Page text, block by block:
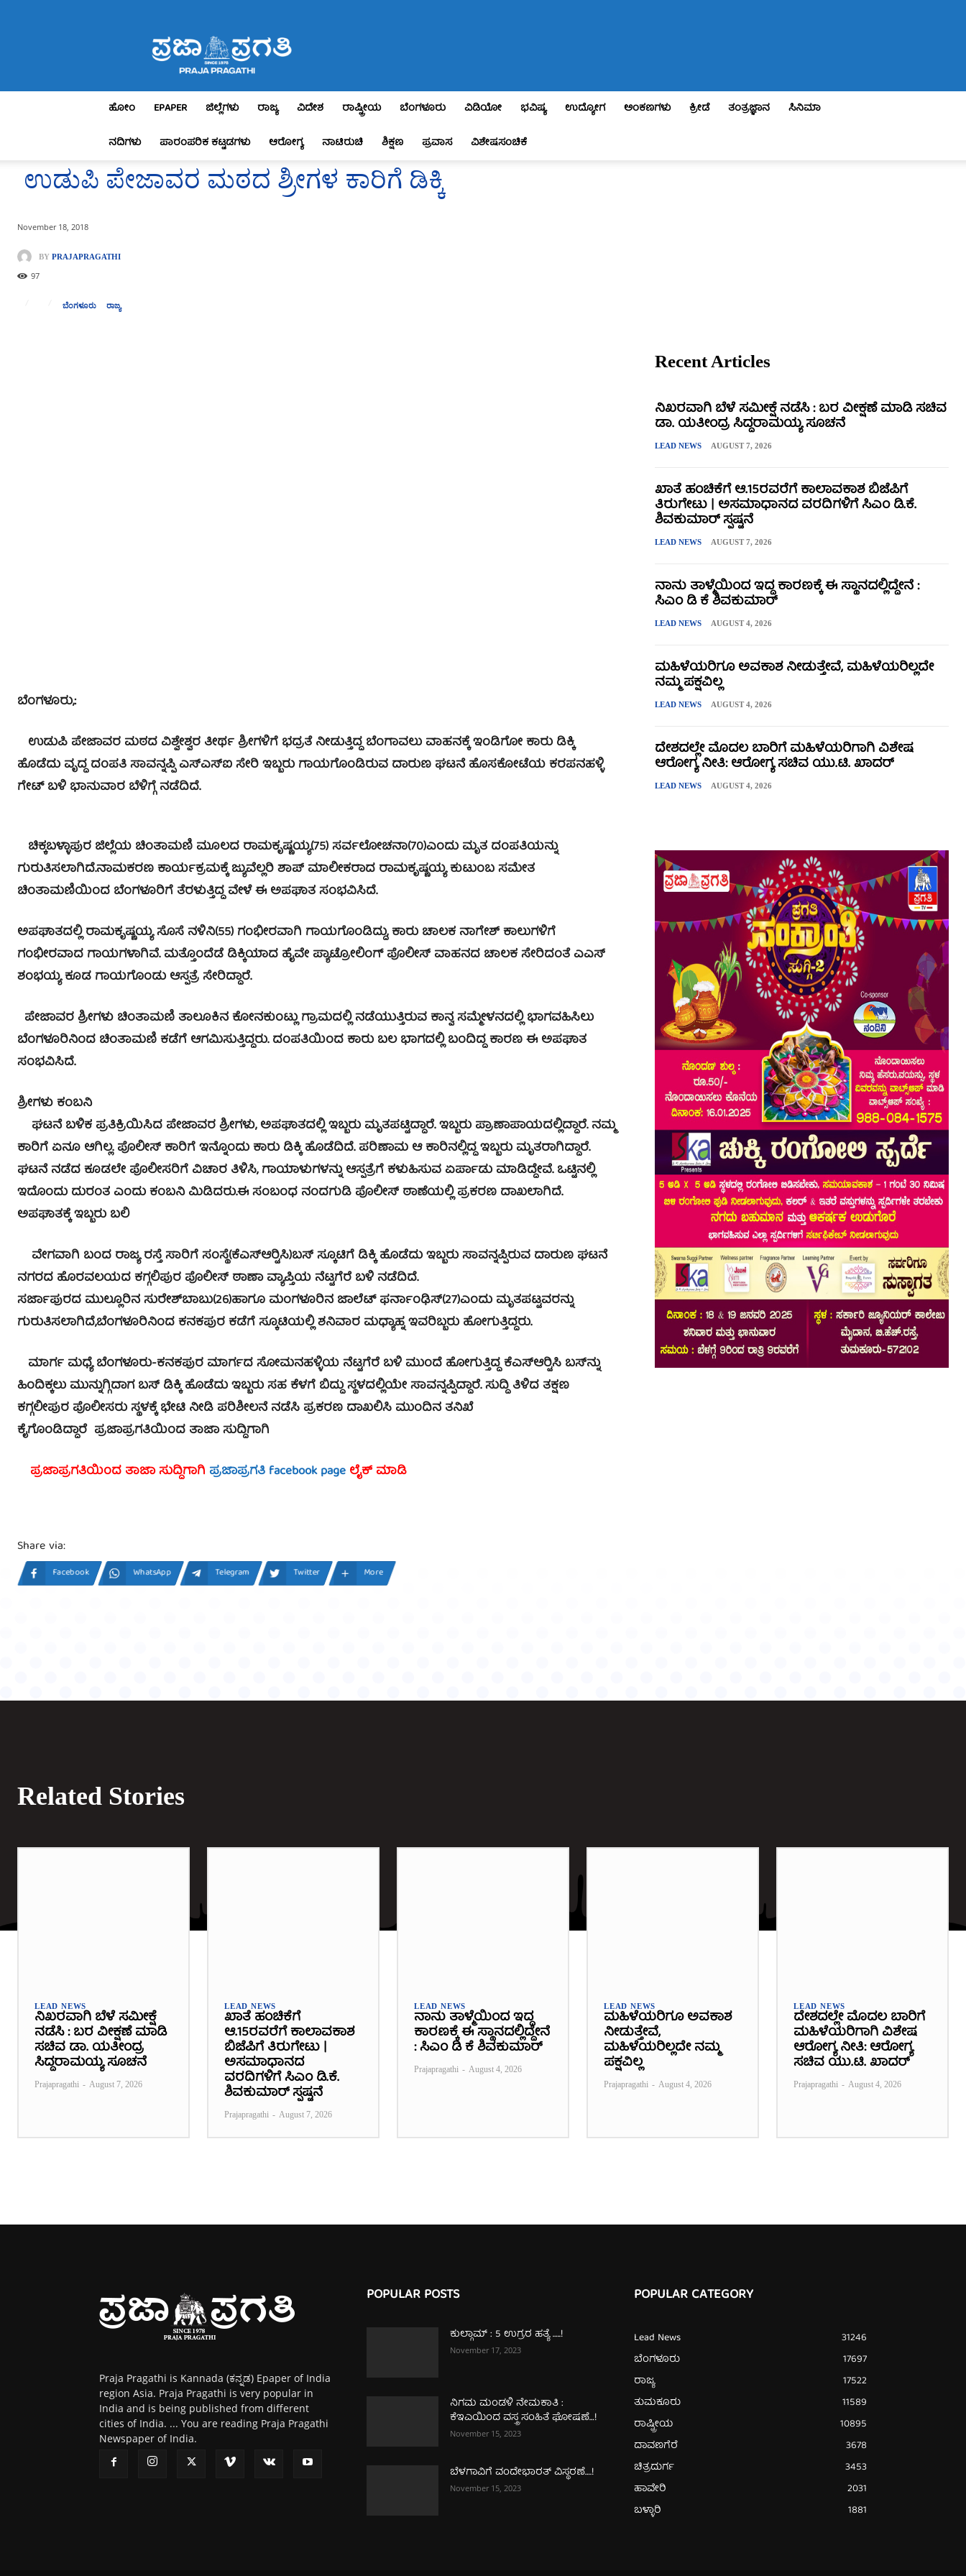
Pragathi
ಹೋಂ EPAPER ಜಿಲ್ಲೆಗಳು ರಾಜ್ಯ ವಿದೇಶ ರಾಷ್ಟ್ರೀಯ ಬೆಂಗಳೂರು ವಿಡಿಯೋ ಭವಿಷ್ಯ ಉದ್ಯೋಗ ಅಂಕಣಗಳು ಕ್ರೀಡೆ ತಂತ್ರಜ್ಞಾನ
ಸಿನಿಮಾ
ನದಿಗಳು
ಪಾರಂಪರಿಕ ಕಟ್ಟಡಗಳು ಆರೋಗ್ಯ ನಾಟಿರುಚಿ ಶಿಕ್ಷಣ ಪ್ರವಾಸ ವಿಶೇಷಸಂಚಿಕೆ
ಉಡುಪಿ ಪೇಜಾವರ ಮಠದ ಶ್ರೀಗಳ ಕಾರಿಗೆ ಡಿಕ್ಕಿ
November 18, 2018
BY PRAJAPRAGATHI
97
ಬೆಂಗಳೂರು ರಾಜ್ಯ
ಬೆಂಗಳೂರು,:
ಉಡುಪಿ ಪೇಜಾವರ ಮಠದ ವಿಶ್ವೇಶ್ವರ ತೀರ್ಥ ಶ್ರೀಗಳಿಗೆ ಭದ್ರತೆ ನೀಡುತ್ತಿದ್ದ ಬೆಂಗಾವಲು ವಾಹನಕ್ಕೆ ಇಂಡಿಗೋ ಕಾರು ಡಿಕ್ಕಿ
ಹೊಡೆದು ವೃದ್ಧ ದಂಪತಿ ಸಾವನ್ನಪ್ಪಿ ಎಸ್‍ಎಸ್‍ಐ ಸೇರಿ ಇಬ್ಬರು ಗಾಯಗೊಂಡಿರುವ ದಾರುಣ ಘಟನೆ ಹೊಸಕೋಟೆಯ ಕರಪನಹಳ್ಳಿ
ಗೇಟ್ ಬಳಿ ಭಾನುವಾರ ಬೆಳಿಗ್ಗೆ ನಡೆದಿದೆ.
ಚಿಕ್ಕಬಳ್ಳಾಪುರ ಜಿಲ್ಲೆಯ ಚಿಂತಾಮಣಿ ಮೂಲದ ರಾಮಕೃಷ್ಣಯ್ಯ(75) ಸರ್ವಲೋಚನಾ(70)ಎಂದು ಮೃತ ದಂಪತಿಯನ್ನು
ಗುರುತಿಸಲಾಗಿದೆ.ನಾಮಕರಣ ಕಾರ್ಯಕ್ರಮಕ್ಕೆ ಜ್ಯುವೆಲ್ಲರಿ ಶಾಪ್ ಮಾಲೀಕರಾದ ರಾಮಕೃಷ್ಣಯ್ಯ ಕುಟುಂಬ ಸಮೇತ
ಚಿಂತಾಮಣಿಯಿಂದ ಬೆಂಗಳೂರಿಗೆ ತೆರಳುತ್ತಿದ್ದ ವೇಳೆ ಈ ಅಪಘಾತ ಸಂಭವಿಸಿದೆ.
ಅಪಘಾತದಲ್ಲಿ ರಾಮಕೃಷ್ಣಯ್ಯ ಸೊಸೆ ನಳಿನಿ(55) ಗಂಭೀರವಾಗಿ ಗಾಯಗೊಂಡಿದ್ದು, ಕಾರು ಚಾಲಕ ನಾಗೇಶ್ ಕಾಲುಗಳಿಗೆ
ಗಂಭೀರವಾದ ಗಾಯಗಳಾಗಿವೆ. ಮತ್ತೊಂದೆಡೆ ಡಿಕ್ಕಿಯಾದ ಹೈವೇ ಪ್ಯಾಟ್ರೋಲಿಂಗ್ ಪೊಲೀಸ್ ವಾಹನದ ಚಾಲಕ ಸೇರಿದಂತೆ ಎಎಸ್
ಶಂಭಯ್ಯ ಕೂಡ ಗಾಯಗೊಂಡು ಆಸ್ಪತ್ರೆ ಸೇರಿದ್ದಾರೆ.
ಪೇಜಾವರ ಶ್ರೀಗಳು ಚಿಂತಾಮಣಿ ತಾಲೂಕಿನ ಕೋನಕುಂಟ್ಲು ಗ್ರಾಮದಲ್ಲಿ ನಡೆಯುತ್ತಿರುವ ಕಾನ್ವ ಸಮ್ಮೇಳನದಲ್ಲಿ ಭಾಗವಹಿಸಿಲು
ಬೆಂಗಳೂರಿನಿಂದ ಚಿಂತಾಮಣಿ ಕಡೆಗೆ ಆಗಮಿಸುತ್ತಿದ್ದರು. ದಂಪತಿಯಿಂದ ಕಾರು ಬಲ ಭಾಗದಲ್ಲಿ ಬಂದಿದ್ದ ಕಾರಣ ಈ ಅಪಘಾತ
ಸಂಭವಿಸಿದೆ.
ಶ್ರೀಗಳು ಕಂಬನಿ
ಘಟನೆ ಬಳಿಕ ಪ್ರತಿಕ್ರಿಯಿಸಿದ ಪೇಜಾವರ ಶ್ರೀಗಳು, ಅಪಘಾತದಲ್ಲಿ ಇಬ್ಬರು ಮೃತಪಟ್ಟಿದ್ದಾರೆ. ಇಬ್ಬರು ಪ್ರಾಣಾಪಾಯದಲ್ಲಿದ್ದಾರೆ. ನಮ್ಮ
ಕಾರಿಗೆ ಏನೂ ಆಗಿಲ್ಲ. ಪೊಲೀಸ್ ಕಾರಿಗೆ ಇನ್ನೊಂದು ಕಾರು ಡಿಕ್ಕಿ ಹೊಡೆದಿದೆ. ಪರಿಣಾಮ ಆ ಕಾರಿನಲ್ಲಿದ್ದ ಇಬ್ಬರು ಮೃತರಾಗಿದ್ದಾರೆ.
ಘಟನೆ ನಡೆದ ಕೂಡಲೇ ಪೊಲೀಸರಿಗೆ ವಿಚಾರ ತಿಳಿಸಿ, ಗಾಯಾಳುಗಳನ್ನು ಆಸ್ಪತ್ರೆಗೆ ಕಳುಹಿಸುವ ಏರ್ಪಾಡು ಮಾಡಿದ್ದೇವೆ. ಒಟ್ಟಿನಲ್ಲಿ
ಇದೊಂದು ದುರಂತ ಎಂದು ಕಂಬನಿ ಮಿಡಿದರು.ಈ ಸಂಬಂಧ ನಂದಗುಡಿ ಪೊಲೀಸ್ ಠಾಣೆಯಲ್ಲಿ ಪ್ರಕರಣ ದಾಖಲಾಗಿದೆ.
ಅಪಘಾತಕ್ಕೆ ಇಬ್ಬರು ಬಲಿ
ವೇಗವಾಗಿ ಬಂದ ರಾಜ್ಯ ರಸ್ತೆ ಸಾರಿಗೆ ಸಂಸ್ಥೆ(ಕೆಎಸ್‍ಆರ್‍ಟಿಸಿ)ಬಸ್ ಸ್ಕೂಟಿಗೆ ಡಿಕ್ಕಿ ಹೊಡೆದು ಇಬ್ಬರು ಸಾವನ್ನಪ್ಪಿರುವ ದಾರುಣ ಘಟನೆ
ನಗರದ ಹೊರವಲಯದ ಕಗ್ಗಲಿಪುರ ಪೊಲೀಸ್ ಠಾಣಾ ವ್ಯಾಪ್ತಿಯ ನೆಟ್ಟಗೆರೆ ಬಳಿ ನಡೆದಿದೆ.
ಸರ್ಜಾಪುರದ ಮುಲ್ಲೂರಿನ ಸುರೇಶ್‍ಬಾಬು(26)ಹಾಗೂ ಮಂಗಳೂರಿನ ಜಾಲೆಟ್ ಫರ್ನಾಂಢಿಸ್(27)ಎಂದು ಮೃತಪಟ್ಟವರನ್ನು
ಗುರುತಿಸಲಾಗಿದೆ,ಬೆಂಗಳೂರಿನಿಂದ ಕನಕಪುರ ಕಡೆಗೆ ಸ್ಕೂಟಿಯಲ್ಲಿ ಶನಿವಾರ ಮಧ್ಯಾಹ್ನ ಇವರಿಬ್ಬರು ಹೋಗುತ್ತಿದ್ದರು.
ಮಾರ್ಗ ಮಧ್ಯೆ ಬೆಂಗಳೂರು-ಕನಕಪುರ ಮಾರ್ಗದ ಸೋಮನಹಳ್ಳಿಯ ನೆಟ್ಟಗೆರೆ ಬಳಿ ಮುಂದೆ ಹೋಗುತ್ತಿದ್ದ ಕೆಎಸ್‍ಆರ್‍ಟಿಸಿ ಬಸ್‍ನ್ನು
ಹಿಂದಿಕ್ಕಲು ಮುನ್ನುಗ್ಗಿದಾಗ ಬಸ್ ಡಿಕ್ಕಿ ಹೊಡೆದು ಇಬ್ಬರು ಸಹ ಕೆಳಗೆ ಬಿದ್ದು ಸ್ಥಳದಲ್ಲಿಯೇ ಸಾವನ್ನಪ್ಪಿದ್ದಾರೆ. ಸುದ್ದಿ ತಿಳಿದ ತಕ್ಷಣ
ಕಗ್ಗಲೀಪುರ ಪೊಲೀಸರು ಸ್ಥಳಕ್ಕೆ ಭೇಟಿ ನೀಡಿ ಪರಿಶೀಲನೆ ನಡೆಸಿ ಪ್ರಕರಣ ದಾಖಲಿಸಿ ಮುಂದಿನ ತನಿಖೆ
ಕೈಗೊಂಡಿದ್ದಾರೆಪ್ರಜಾಪ್ರಗತಿಯಿಂದ ತಾಜಾ ಸುದ್ದಿಗಾಗಿ
ಪ್ರಜಾಪ್ರಗತಿಯಿಂದ ತಾಜಾ ಸುದ್ದಿಗಾಗಿ ಪ್ರಜಾಪ್ರಗತಿ facebook page ಲೈಕ್ ಮಾಡಿ
Share via:
Facebook WhatsApp Telegram Twitter More
Recent Articles
ನಿಖರವಾಗಿ ಬೆಳೆ ಸಮೀಕ್ಷೆ ನಡೆಸಿ : ಬರ ವೀಕ್ಷಣೆ ಮಾಡಿ ಸಚಿವ
ಡಾ. ಯತೀಂದ್ರ ಸಿದ್ದರಾಮಯ್ಯ ಸೂಚನೆ
LEAD NEWS AUGUST 7, 2026
ಖಾತೆ ಹಂಚಿಕೆಗೆ ಆ.15ರವರೆಗೆ ಕಾಲಾವಕಾಶ ಬಿಜೆಪಿಗೆ
ತಿರುಗೇಟು | ಅಸಮಾಧಾನದ ವರದಿಗಳಿಗೆ ಸಿಎಂ ಡಿ.ಕೆ.
ಶಿವಕುಮಾರ್ ಸ್ಪಷ್ಟನೆ
LEAD NEWS AUGUST 7, 2026
ನಾನು ತಾಳ್ಮೆಯಿಂದ ಇದ್ದ ಕಾರಣಕ್ಕೆ ಈ ಸ್ಥಾನದಲ್ಲಿದ್ದೇನೆ :
ಸಿಎಂ ಡಿ ಕೆ ಶಿವಕುಮಾರ್
LEAD NEWS AUGUST 4, 2026
ಮಹಿಳೆಯರಿಗೂ ಅವಕಾಶ ನೀಡುತ್ತೇವೆ, ಮಹಿಳೆಯರಿಲ್ಲದೇ
ನಮ್ಮ ಪಕ್ಷವಿಲ್ಲ
LEAD NEWS AUGUST 4, 2026
ದೇಶದಲ್ಲೇ ಮೊದಲ ಬಾರಿಗೆ ಮಹಿಳೆಯರಿಗಾಗಿ ವಿಶೇಷ
ಆರೋಗ್ಯ ನೀತಿ: ಆರೋಗ್ಯ ಸಚಿವ ಯು.ಟಿ. ಖಾದರ್
LEAD NEWS AUGUST 4, 2026
Related Stories
LEAD NEWS
ನಿಖರವಾಗಿ ಬೆಳೆ ಸಮೀಕ್ಷೆ
ನಡೆಸಿ : ಬರ ವೀಕ್ಷಣೆ ಮಾಡಿ
ಸಚಿವ ಡಾ. ಯತೀಂದ್ರ
ಸಿದ್ದರಾಮಯ್ಯ ಸೂಚನೆ
Prajapragathi - August 7, 2026
LEAD NEWS
ಖಾತೆ ಹಂಚಿಕೆಗೆ
ಆ.15ರವರೆಗೆ ಕಾಲಾವಕಾಶ
ಬಿಜೆಪಿಗೆ ತಿರುಗೇಟು |
ಅಸಮಾಧಾನದ
ವರದಿಗಳಿಗೆ ಸಿಎಂ ಡಿ.ಕೆ.
ಶಿವಕುಮಾರ್ ಸ್ಪಷ್ಟನೆ
Prajapragathi - August 7, 2026
LEAD NEWS
ನಾನು ತಾಳ್ಮೆಯಿಂದ ಇದ್ದ
ಕಾರಣಕ್ಕೆ ಈ ಸ್ಥಾನದಲ್ಲಿದ್ದೇನೆ
: ಸಿಎಂ ಡಿ ಕೆ ಶಿವಕುಮಾರ್
Prajapragathi - August 4, 2026
LEAD NEWS
ಮಹಿಳೆಯರಿಗೂ ಅವಕಾಶ
ನೀಡುತ್ತೇವೆ,
ಮಹಿಳೆಯರಿಲ್ಲದೇ ನಮ್ಮ
ಪಕ್ಷವಿಲ್ಲ
Prajapragathi - August 4, 2026
LEAD NEWS
ದೇಶದಲ್ಲೇ ಮೊದಲ ಬಾರಿಗೆ
ಮಹಿಳೆಯರಿಗಾಗಿ ವಿಶೇಷ
ಆರೋಗ್ಯ ನೀತಿ: ಆರೋಗ್ಯ
ಸಚಿವ ಯು.ಟಿ. ಖಾದರ್
Prajapragathi - August 4, 2026
Praja Pragathi is Kannada (ಕನ್ನಡ) Epaper of India
region Asia. Praja Pragathi is very popular in
India and is being published from different
cities of India. ... You are reading Praja Pragathi
Newspaper of India.
POPULAR POSTS
ಕುಲ್ಗಾಮ್‌ : 5 ಉಗ್ರರ ಹತ್ಯೆ …..!
November 17, 2023
ನಿಗಮ ಮಂಡಳಿ ನೇಮಕಾತಿ :
ಕೆಇಎಯಿಂದ ವಸ್ತ್ರ ಸಂಹಿತೆ ಘೋಷಣೆ…!
November 15, 2023
ಬೆಳಗಾವಿಗೆ ವಂದೇಭಾರತ್‌ ವಿಸ್ಥರಣೆ….!
November 15, 2023
POPULAR CATEGORY
Lead News
31246
ಬೆಂಗಳೂರು
17697
ರಾಜ್ಯ
17522
ತುಮಕೂರು
11589
ರಾಷ್ಟ್ರೀಯ
10895
ದಾವಣಗೆರೆ
3678
ಚಿತ್ರದುರ್ಗ
3453
ಹಾವೇರಿ
2031
ಬಳ್ಳಾರಿ
1881